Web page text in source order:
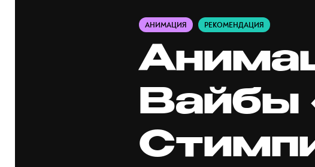
АНИМАЦИЯ РЕКОМЕНДАЦИЯ
Вайбы